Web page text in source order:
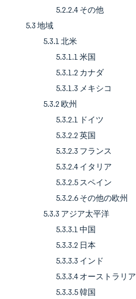
5.2.2.4 その他
5.3 地域
5.3.1 北米
5.3.1.1 米国
5.3.1.2 カナダ
5.3.1.3 メキシコ
5.3.2 欧州
5.3.2.1 ドイツ
5.3.2.2 英国
5.3.2.3 フランス
5.3.2.4 イタリア
5.3.2.5 スペイン
5.3.2.6 その他の欧州
5.3.3 アジア太平洋
5.3.3.1 中国
5.3.3.2 日本
5.3.3.3 インド
5.3.3.4 オーストラリア
5.3.3.5 韓国